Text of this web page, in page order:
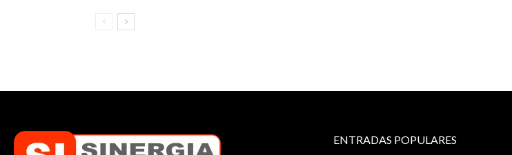
ENTRADAS POPULARES